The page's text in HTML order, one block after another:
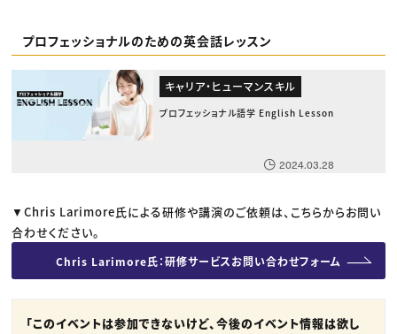
プロフェッショナルのための英会話レッスン
キャリア・ヒューマンスキル
プロフェッショナル語学 English Lesson
2024.03.28
▼Chris Larimore氏による研修や講演のご依頼は、こちらからお問い
合わせください。
Chris Larimore氏：研修サービスお問い合わせフォーム
「このイベントは参加できないけど、今後のイベント情報は欲し